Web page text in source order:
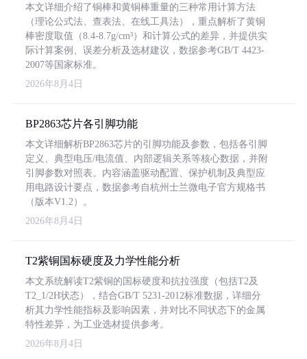
本文详细介绍了铜棒和黄铜棒重量的三种常用计算方法
（理论公式法、查表法、在线工具法），重点解析了黄铜
棒密度取值（8.4-8.7g/cm³）和计算公式的差异，并提供实
际计算案例、误差分析及选材建议，数据参考GB/T 4423-
2007等国家标准。
2026年8月4日
BP2863芯片各引脚功能
本文详细解析BP2863芯片的引脚功能及参数，包括各引脚
定义、典型电压/电流值、内部逻辑关系等核心数据，并附
引脚参数对照表。内容涵盖驱动配置、保护机制及典型应
用电路设计要点，数据参考自杭州士兰微电子官方规格书
（版本V1.2）。
2026年8月4日
T2紫铜国标硬度及力学性能分析
本文系统解读T2紫铜的国标硬度和抗拉强度（包括T2及
T2_1/2H状态），结合GB/T 5231-2012标准数据，详细分
析其力学性能指标及影响因素，并对比不同状态下的金属
特性差异，为工业选材提供参考。
2026年8月4日